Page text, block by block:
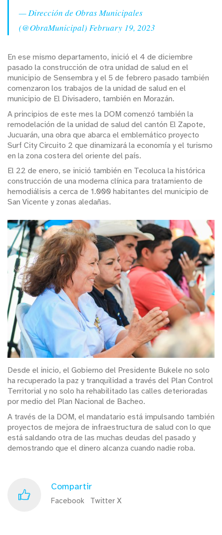
— Dirección de Obras Municipales
(@ObraMunicipal) February 19, 2023
En ese mismo departamento, inició el 4 de diciembre
pasado la construcción de otra unidad de salud en el
municipio de Sensembra y el 5 de febrero pasado también
comenzaron los trabajos de la unidad de salud en el
municipio de El Divisadero, también en Morazán.
A principios de este mes la DOM comenzó también la
remodelación de la unidad de salud del cantón El Zapote,
Jucuarán, una obra que abarca el emblemático proyecto
Surf City Circuito 2 que dinamizará la economía y el turismo
en la zona costera del oriente del país.
El 22 de enero, se inició también en Tecoluca la histórica
construcción de una moderna clínica para tratamiento de
hemodiálisis a cerca de 1.000 habitantes del municipio de
San Vicente y zonas aledañas.
Desde el inicio, el Gobierno del Presidente Bukele no solo
ha recuperado la paz y tranquilidad a través del Plan Control
Territorial y no solo ha rehabilitado las calles deterioradas
por medio del Plan Nacional de Bacheo.
A través de la DOM, el mandatario está impulsando también
proyectos de mejora de infraestructura de salud con lo que
está saldando otra de las muchas deudas del pasado y
demostrando que el dinero alcanza cuando nadie roba.
Compartir
Facebook Twitter X